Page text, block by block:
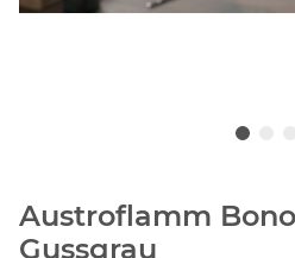
Austroflamm
Gussgrau